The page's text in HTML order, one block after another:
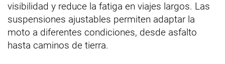
visibilidad y reduce la fatiga en viajes largos. Las
suspensiones ajustables permiten adaptar la
moto a diferentes condiciones, desde asfalto
hasta caminos de tierra.